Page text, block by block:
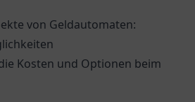
von Geldautomaten:
Kosten und Optionen beim